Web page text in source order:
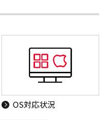
OS対応状況